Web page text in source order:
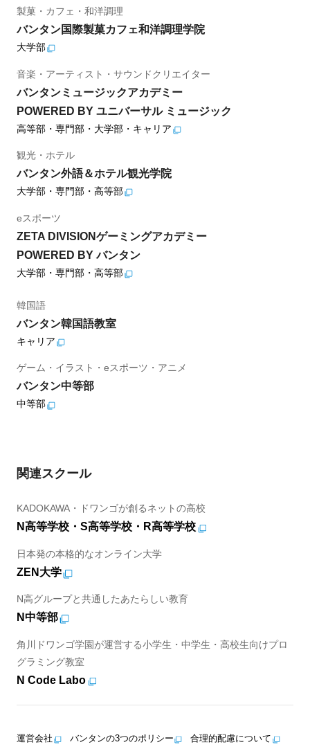
製菓・カフェ・和洋調理
バンタン国際製菓カフェ和洋調理学院
大学部
音楽・アーティスト・サウンドクリエイター
バンタンミュージックアカデミー
POWERED BY ユニバーサル ミュージック
高等部・専門部・大学部・キャリア
観光・ホテル
バンタン外語＆ホテル観光学院
大学部・専門部・高等部
eスポーツ
ZETA DIVISIONゲーミングアカデミー
POWERED BY バンタン
大学部・専門部・高等部
韓国語
バンタン韓国語教室
キャリア
ゲーム・イラスト・eスポーツ・アニメ
バンタン中等部
中等部
関連スクール
KADOKAWA・ドワンゴが創るネットの高校
N高等学校・S高等学校・R高等学校
日本発の本格的なオンライン大学
ZEN大学
N高グループと共通したあたらしい教育
N中等部
角川ドワンゴ学園が運営する小学生・中学生・高校生向けプロ
グラミング教室
N Code Labo
運営会社 バンタンの3つのポリシー 合理的配慮について